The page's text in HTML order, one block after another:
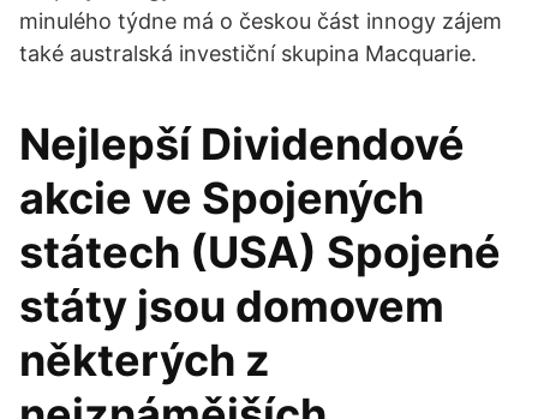
minulého týdne má o českou část innogy zájem
také australská investiční skupina Macquarie.
Nejlepší Dividendové
akcie ve Spojených
státech (USA) Spojené
státy jsou domovem
některých z